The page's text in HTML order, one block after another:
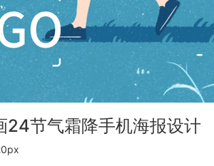
24节气霜降手机海报设计